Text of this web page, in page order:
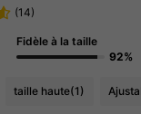
(14)
Fidèle à la taille
92%
taille haute(1)